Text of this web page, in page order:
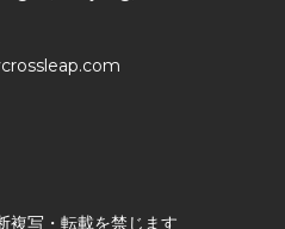
写・転載を禁じます